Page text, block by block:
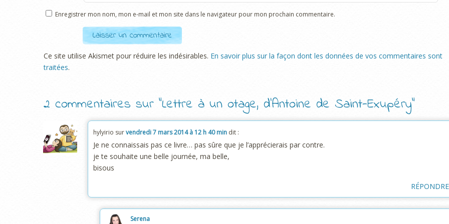
Enregistrer mon nom, mon e-mail et mon site dans le navigateur pour mon prochain commentaire.
Ce site utilise Akismet pour réduire les indésirables. En savoir plus sur la façon dont les données de vos commentaires sont
traitées.
2 commentaires sur “Lettre à un otage, d’Antoine de Saint-Exupéry”
hylyirio survendredi 7 mars 2014 à 12 h 40 min dit :
Je ne connaissais pas ce livre… pas sûre que je l’apprécierais par contre.
je te souhaite une belle journée, ma belle,
bisous
Serena